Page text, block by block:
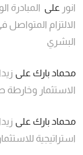
انور على المبادرة
الالتزام المتواصل
البشري
محماد بارك على
الاستثمار وخارطة
محماد بارك على
استراتيجية